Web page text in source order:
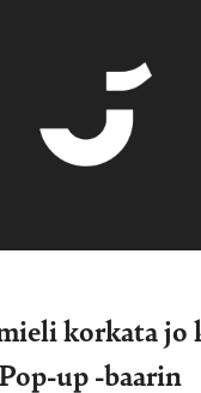
korkata jo
up -baarin